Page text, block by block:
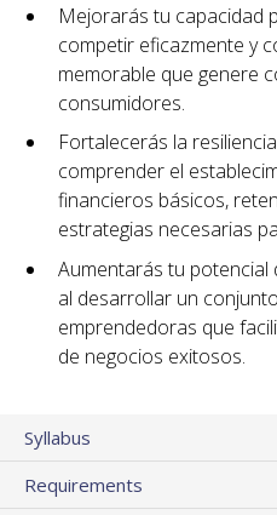
Mejorarás tu capacidad
competir eficazmente y
memorable que genere
consumidores.
Fortalecerás la
comprender el
financieros básicos,
estrategias necesarias
Aumentarás tu potencial
al desarrollar un
emprendedoras que
de negocios exitosos.
Syllabus
Requirements